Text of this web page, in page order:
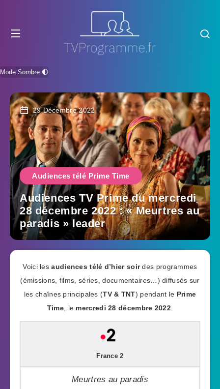
Mode Sombre 🌓
29 Décembre 2022
Audiences télé Prime Time
Audiences TV Prime du mercredi
28 décembre 2022 : « Meurtres au
paradis » leader
Voici lesaudiences télé d’hier soirdes programmes
(émissions, films, séries, documentaires…) diffusés sur
les chaînes principales (TV & TNT) pendant le Prime
Time, le mercredi 28 décembre 2022.
France 2
Meurtres au paradis